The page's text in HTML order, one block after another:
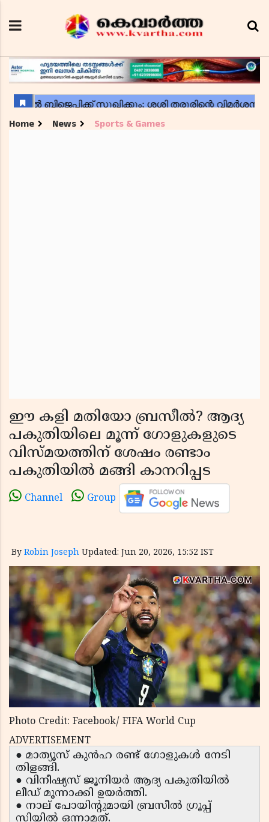
Home News Sports & Games
ഈ കളി മതിയോ ബ്രസീൽ? ആദ്യ
പകുതിയിലെ മൂന്ന് ഗോളുകളുടെ
വിസ്മയത്തിന് ശേഷം രണ്ടാം
പകുതിയിൽ മങ്ങി കാനറിപ്പട
Channel Group
By Robin Joseph Updated: Jun 20, 2026, 15:52 IST
Photo Credit: Facebook/ FIFA World Cup
ADVERTISEMENT
● മാത്യൂസ് കുൻഹ രണ്ട് ഗോളുകൾ നേടി
തിളങ്ങി.
● വിനീഷ്യസ് ജൂനിയർ ആദ്യ പകുതിയിൽ
ലീഡ് മൂന്നാക്കി ഉയർത്തി.
● നാല് പോയിൻ്റുമായി ബ്രസീൽ ഗ്രൂപ്പ്
സിയിൽ ഒന്നാമത്.